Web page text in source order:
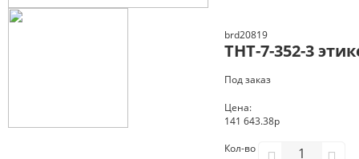
brd20819
THT-7-352-3
Под заказ
Цена:
141 643.38р
Кол-во